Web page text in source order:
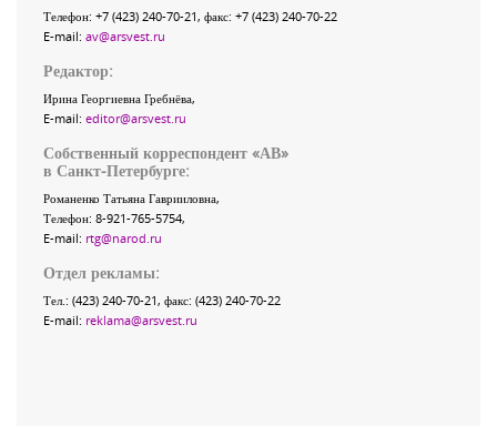
Телефон: +7 (423) 240-70-21, факс: +7 (423) 240-70-22
E-mail: av@arsvest.ru
Редактор:
Ирина Георгиевна Гребнёва,
E-mail: editor@arsvest.ru
Собственный корреспондент «АВ»
в Санкт-Петербурге:
Романенко Татьяна Гаврииловна,
Телефон: 8-921-765-5754,
E-mail: rtg@narod.ru
Отдел рекламы:
Тел.: (423) 240-70-21, факс: (423) 240-70-22
E-mail: reklama@arsvest.ru